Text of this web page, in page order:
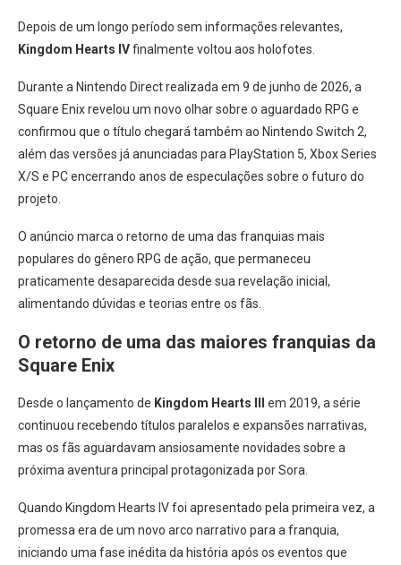
Depois de um longo período sem informações relevantes,
Kingdom Hearts IVfinalmente voltou aos holofotes.
Durante a Nintendo Direct realizada em 9 de junho de 2026, a
Square Enix revelou um novo olhar sobre o aguardado RPG e
confirmou que o título chegará também ao Nintendo Switch 2,
além das versões já anunciadas para PlayStation 5, Xbox Series
X/S e PC encerrando anos de especulações sobre o futuro do
projeto.
O anúncio marca o retorno de uma das franquias mais
populares do gênero RPG de ação, que permaneceu
praticamente desaparecida desde sua revelação inicial,
alimentando dúvidas e teorias entre os fãs.
O retorno de uma das maiores franquias da
Square Enix
Desde o lançamento de Kingdom Hearts III
em 2019, a série
continuou recebendo títulos paralelos e expansões narrativas,
mas os fãs aguardavam ansiosamente novidades sobre a
próxima aventura principal protagonizada por Sora.
Quando Kingdom Hearts IV foi apresentado pela primeira vez, a
promessa era de um novo arco narrativo para a franquia,
iniciando uma fase inédita da história após os eventos que